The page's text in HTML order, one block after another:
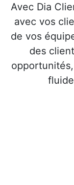
Avec Dia
avec vos
de vos
des